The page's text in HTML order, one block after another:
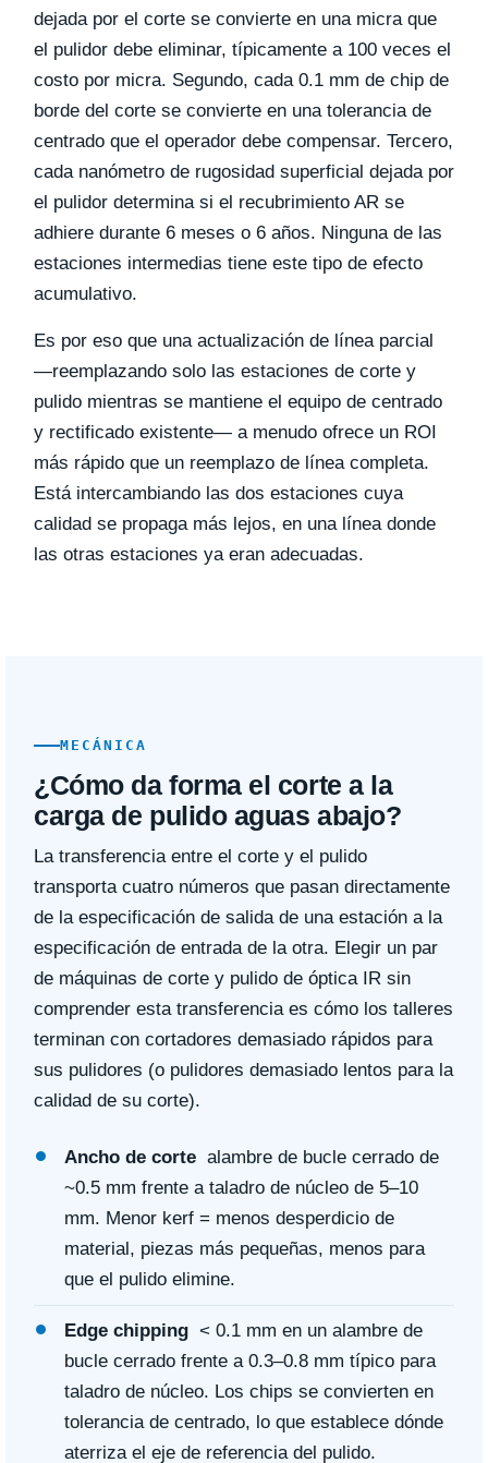
dejada por el corte se convierte en una micra que
el pulidor debe eliminar, típicamente a 100 veces el
costo por micra. Segundo, cada 0.1 mm de chip de
borde del corte se convierte en una tolerancia de
centrado que el operador debe compensar. Tercero,
cada nanómetro de rugosidad superficial dejada por
el pulidor determina si el recubrimiento AR se
adhiere durante 6 meses o 6 años. Ninguna de las
estaciones intermedias tiene este tipo de efecto
acumulativo.
Es por eso que una actualización de línea parcial
—reemplazando solo las estaciones de corte y
pulido mientras se mantiene el equipo de centrado
y rectificado existente— a menudo ofrece un ROI
más rápido que un reemplazo de línea completa.
Está intercambiando las dos estaciones cuya
calidad se propaga más lejos, en una línea donde
las otras estaciones ya eran adecuadas.
MECÁNICA
¿Cómo da forma el corte a la
carga de pulido aguas abajo?
La transferencia entre el corte y el pulido
transporta cuatro números que pasan directamente
de la especificación de salida de una estación a la
especificación de entrada de la otra. Elegir un par
de máquinas de corte y pulido de óptica IR sin
comprender esta transferencia es cómo los talleres
terminan con cortadores demasiado rápidos para
sus pulidores (o pulidores demasiado lentos para la
calidad de su corte).
Ancho de corte alambre de bucle cerrado de
~0.5 mm frente a taladro de núcleo de 5–10
mm. Menor kerf = menos desperdicio de
material, piezas más pequeñas, menos para
que el pulido elimine.
Edge chipping < 0.1 mm en un alambre de
bucle cerrado frente a 0.3–0.8 mm típico para
taladro de núcleo. Los chips se convierten en
tolerancia de centrado, lo que establece dónde
aterriza el eje de referencia del pulido.